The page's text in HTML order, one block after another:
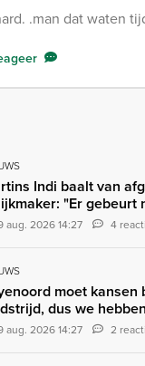
.man dat waten
Indi baalt van
"Er gebeurt
aug. 2026 14:27 4
moet kansen
dus we
aug. 2026 14:27 2